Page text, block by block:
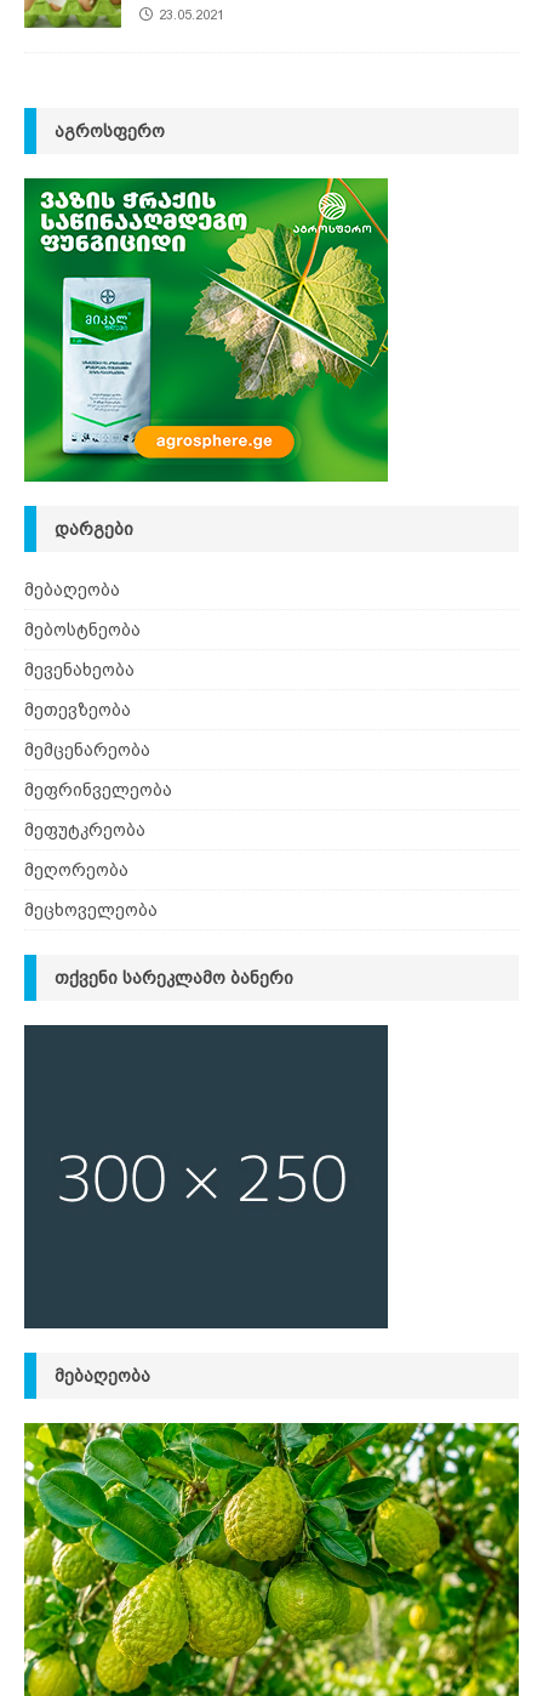
23.05.2021
ᲐᲒᲠᲝᲡᲤᲔᲠᲝ
ᲓᲐᲠᲒᲔᲑᲘ
მებაღეობა
მებოსტნეობა
მევენახეობა
მეთევზეობა
მემცენარეობა
მეფრინველეობა
მეფუტკრეობა
მეღორეობა
მეცხოველეობა
ᲗᲥᲕᲔᲜᲘ ᲡᲐᲠᲔᲙᲚᲐᲛᲝ ᲑᲐᲜᲔᲠᲘ
ᲛᲔᲑᲐᲦᲔᲝᲑᲐ